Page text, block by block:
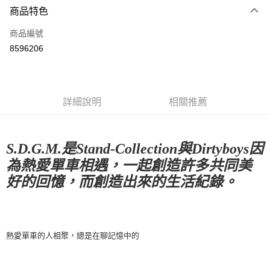
信用卡一次付款
超商取貨付款
全家店到店
每筆NT$80，滿NT$10,000(含以上)免運費
7-11店到店
商品特色
商品編號
8596206
詳細說明 相關推薦
S.D.G.M.是Stand-Collection與Dirtyboys因
為熱愛單車相遇，一起創造許多共同美
好的回憶，而創造出來的生活紀錄。
熱愛單車的人相聚，總是在聊記憶中的